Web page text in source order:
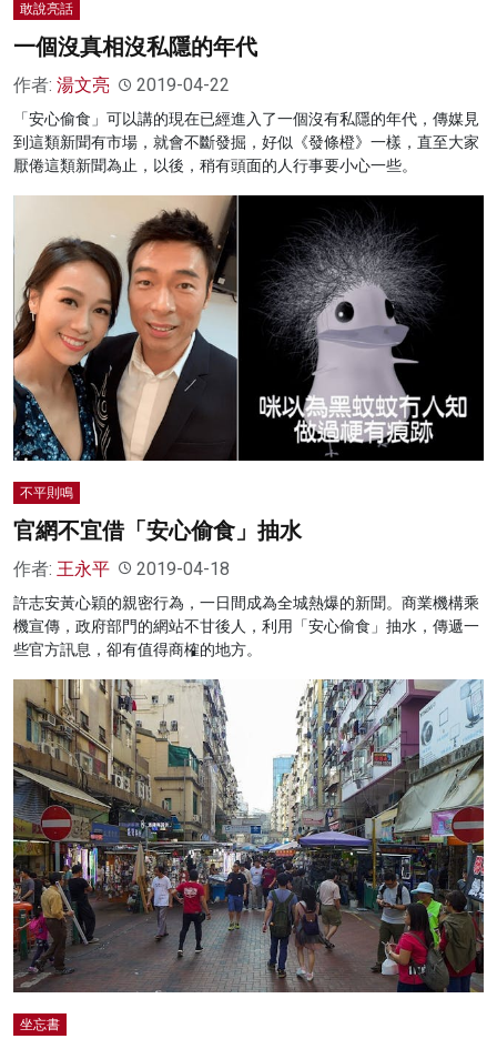
敢說亮話
一個沒真相沒私隱的年代
作者: 湯文亮 2019-04-22
「安心偷食」可以講的現在已經進入了一個沒有私隱的年代，傳媒見
到這類新聞有市場，就會不斷發掘，好似《發條橙》一樣，直至大家
厭倦這類新聞為止，以後，稍有頭面的人行事要小心一些。
不平則鳴
官網不宜借「安心偷食」抽水
作者: 王永平 2019-04-18
許志安黃心穎的親密行為，一日間成為全城熱爆的新聞。商業機構乘
機宣傳，政府部門的網站不甘後人，利用「安心偷食」抽水，傳遞一
些官方訊息，卻有值得商榷的地方。
坐忘書